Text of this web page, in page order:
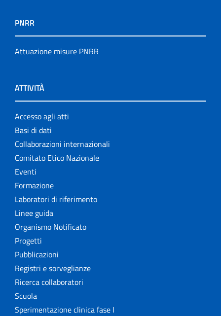
PNRR
Attuazione misure PNRR
ATTIVITÀ
Accesso agli atti
Basi di dati
Collaborazioni internazionali
Comitato Etico Nazionale
Eventi
Formazione
Laboratori di riferimento
Linee guida
Organismo Notificato
Progetti
Pubblicazioni
Registri e sorveglianze
Ricerca collaboratori
Scuola
Sperimentazione clinica fase I